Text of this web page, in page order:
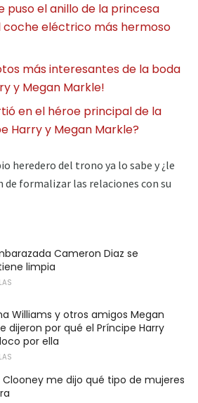
puso el anillo de la princesa
coche eléctrico más hermoso
más interesantes de la boda
y Megan Markle!
en el héroe principal de la
Harry y Megan Markle?
heredero del trono ya lo sabe y ¿le
formalizar las relaciones con su
Cameron Diaz se
limpia
Williams y otros amigos Megan
dijeron por qué el Príncipe Harry
por ella
Clooney me dijo qué tipo de mujeres